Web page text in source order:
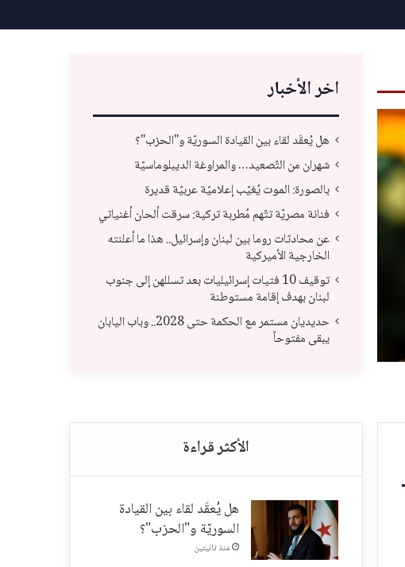
عن محادثات روما بين لبنان وإسرائيل.. هذا ما
أعلنته الخارجية الأميركية
اخر الأخبار
هل يُعقَد لقاء بين القيادة السوريّة و"الحزب"؟
شهران من التّصعيد… والمراوغة الديبلوماسيّة
بالصورة: الموت يُغيّب إعلاميّة عربيّة قديرة
فنانة مصريّة تتّهم مُطربة تركية: سرقت ألحان أغنياتي
عن محادثات روما بين لبنان وإسرائيل.. هذا ما أعلنته
الخارجية الأميركية
توقيف 10 فتيات إسرائيليات بعد تسللهن إلى جنوب
لبنان بهدف إقامة مستوطنة
حديديان مستمر مع الحكمة حتى 2028.. وباب اليابان
يبقى مفتوحاً
هل يُعقَد لقاء بين القيادة
السوريّة و"الحزب"؟
منذ ثانيتين